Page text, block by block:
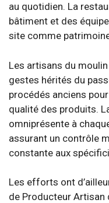
au quotidien. La
bâtiment et des
site comme
Les artisans du
gestes hérités du
procédés anciens
qualité des produits.
omniprésente à
assurant un contrôle
constante aux
Les efforts ont
de Producteur Artisan